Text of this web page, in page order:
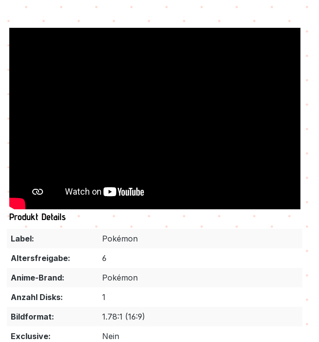
Produkt Details
Label:
Pokémon
Altersfreigabe:
6
Anime-Brand:
Pokémon
Anzahl Disks:
1
Bildformat:
1.78:1 (16:9)
Exclusive:
Nein